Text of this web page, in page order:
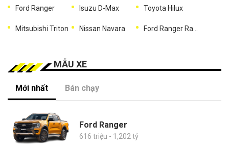
Ford Ranger Isuzu D-Max Toyota Hilux
Mitsubishi Triton Nissan Navara
MẪU XE
Mới nhất Bán chạy
Ford Ranger
616 triệu - 1,202 tỷ